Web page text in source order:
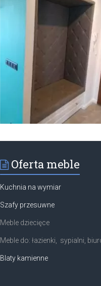
Oferta meble
Kuchnia na wymiar
Szafy przesuwne
Meble dziecięce
Meble do: łazienki, sypialni,
Blaty kamienne